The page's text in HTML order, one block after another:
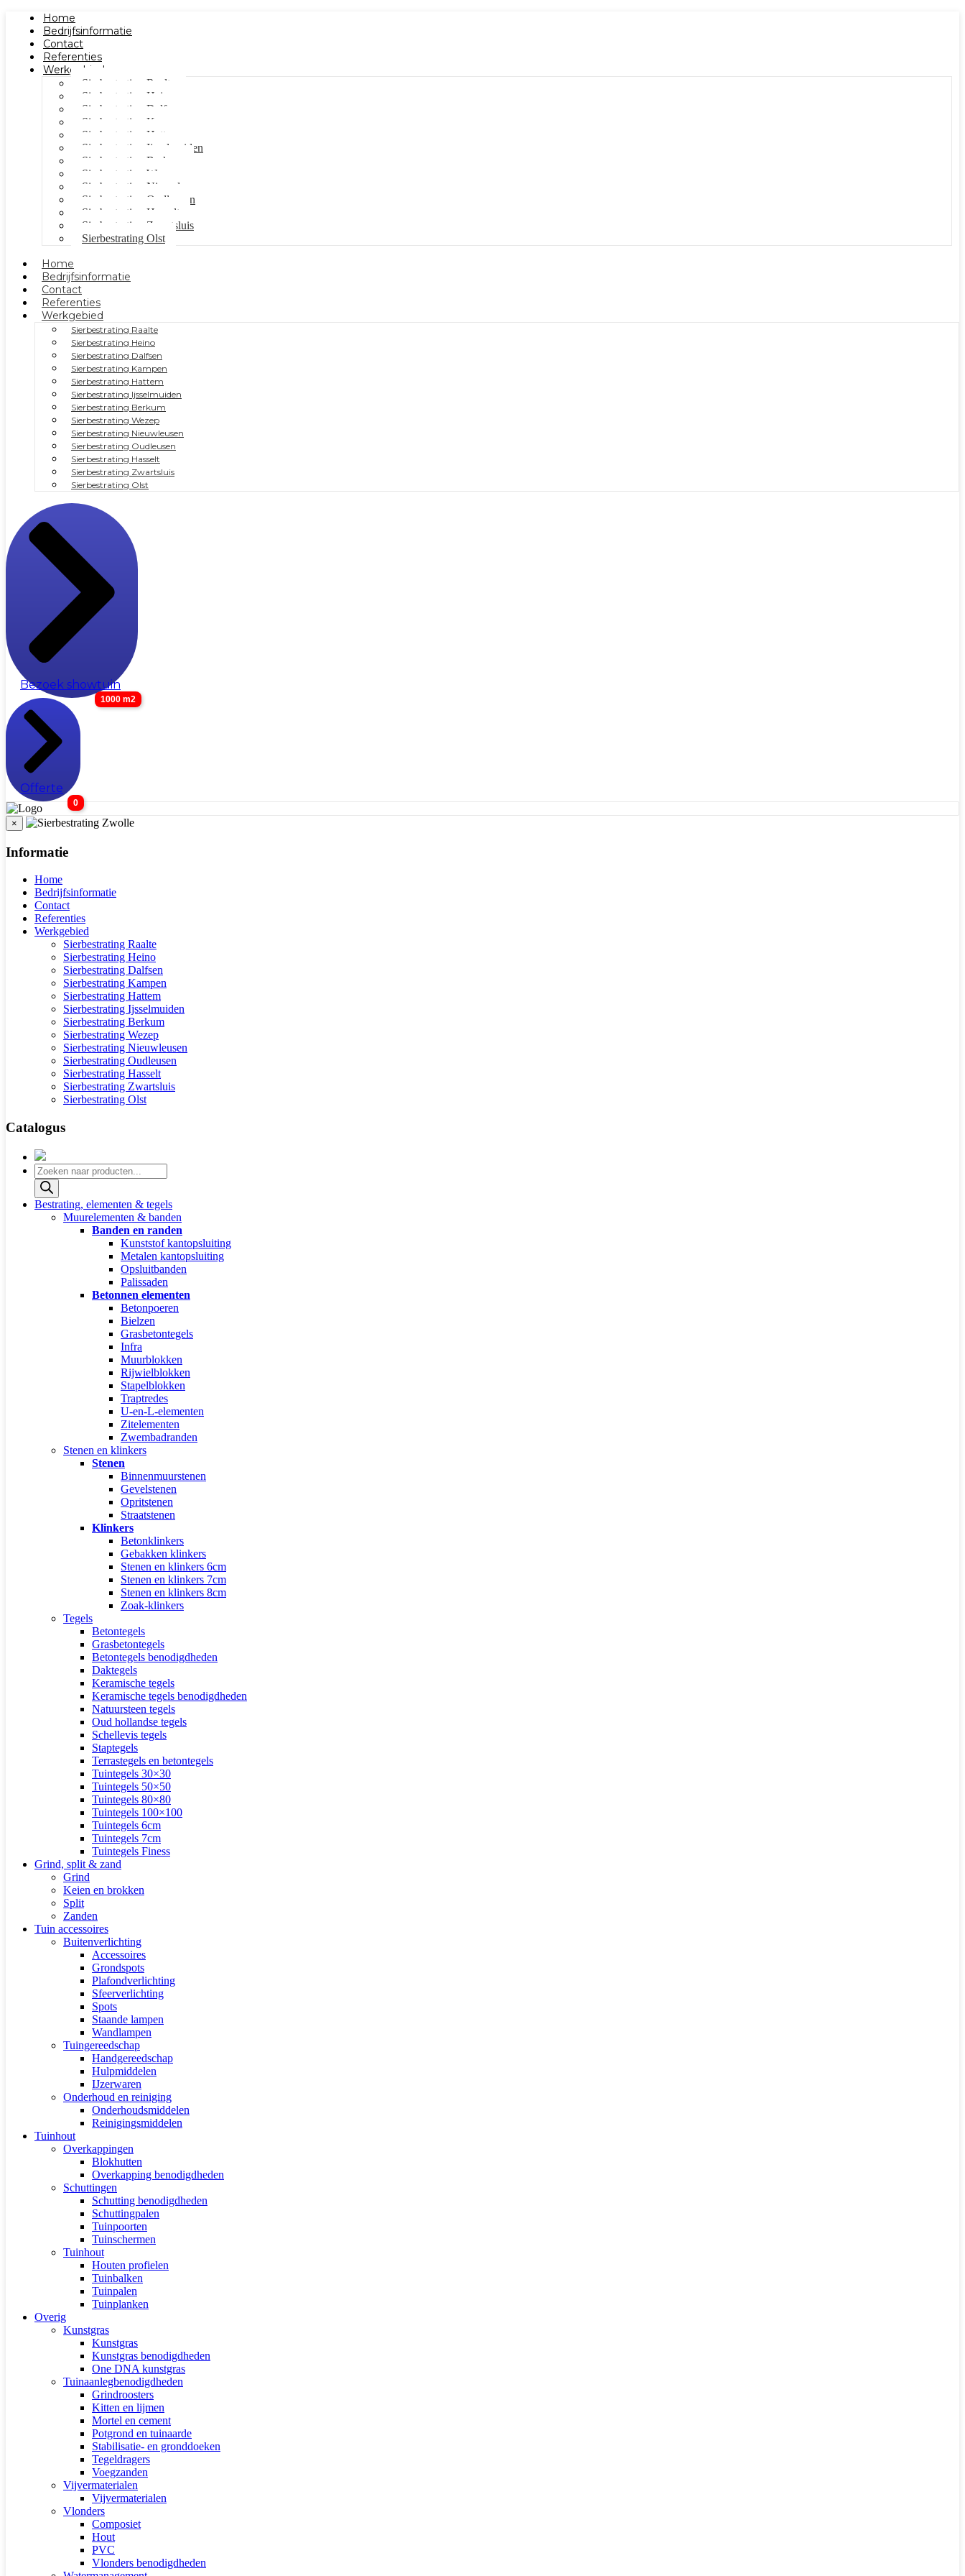
Home
Bedrijfsinformatie
Contact
Referenties
Werkgebied
Sierbestrating Raalte
Sierbestrating Heino
Sierbestrating Dalfsen
Sierbestrating Kampen
Sierbestrating Hattem
Sierbestrating Ijsselmuiden
Sierbestrating Berkum
Sierbestrating Wezep
Sierbestrating Nieuwleusen
Sierbestrating Oudleusen
Sierbestrating Hasselt
Sierbestrating Zwartsluis
Sierbestrating Olst
Home
Bedrijfsinformatie
Contact
Referenties
Werkgebied
Sierbestrating Raalte
Sierbestrating Heino
Sierbestrating Dalfsen
Sierbestrating Kampen
Sierbestrating Hattem
Sierbestrating Ijsselmuiden
Sierbestrating Berkum
Sierbestrating Wezep
Sierbestrating Nieuwleusen
Sierbestrating Oudleusen
Sierbestrating Hasselt
Sierbestrating Zwartsluis
Sierbestrating Olst
Bezoek showtuin
1000 m2
Offerte
0
×
Informatie
Home
Bedrijfsinformatie
Contact
Referenties
Werkgebied
Sierbestrating Raalte
Sierbestrating Heino
Sierbestrating Dalfsen
Sierbestrating Kampen
Sierbestrating Hattem
Sierbestrating Ijsselmuiden
Sierbestrating Berkum
Sierbestrating Wezep
Sierbestrating Nieuwleusen
Sierbestrating Oudleusen
Sierbestrating Hasselt
Sierbestrating Zwartsluis
Sierbestrating Olst
Catalogus
Producten
zoeken
Bestrating, elementen & tegels
Muurelementen & banden
Banden en randen
Kunststof kantopsluiting
Metalen kantopsluiting
Opsluitbanden
Palissaden
Betonnen elementen
Betonpoeren
Bielzen
Grasbetontegels
Infra
Muurblokken
Rijwielblokken
Stapelblokken
Traptredes
U-en-L-elementen
Zitelementen
Zwembadranden
Stenen en klinkers
Stenen
Binnenmuurstenen
Gevelstenen
Opritstenen
Straatstenen
Klinkers
Betonklinkers
Gebakken klinkers
Stenen en klinkers 6cm
Stenen en klinkers 7cm
Stenen en klinkers 8cm
Zoak-klinkers
Tegels
Betontegels
Grasbetontegels
Betontegels benodigdheden
Daktegels
Keramische tegels
Keramische tegels benodigdheden
Natuursteen tegels
Oud hollandse tegels
Schellevis tegels
Staptegels
Terrastegels en betontegels
Tuintegels 30×30
Tuintegels 50×50
Tuintegels 80×80
Tuintegels 100×100
Tuintegels 6cm
Tuintegels 7cm
Tuintegels Finess
Grind, split & zand
Grind
Keien en brokken
Split
Zanden
Tuin accessoires
Buitenverlichting
Accessoires
Grondspots
Plafondverlichting
Sfeerverlichting
Spots
Staande lampen
Wandlampen
Tuingereedschap
Handgereedschap
Hulpmiddelen
IJzerwaren
Onderhoud en reiniging
Onderhoudsmiddelen
Reinigingsmiddelen
Tuinhout
Overkappingen
Blokhutten
Overkapping benodigdheden
Schuttingen
Schutting benodigdheden
Schuttingpalen
Tuinpoorten
Tuinschermen
Tuinhout
Houten profielen
Tuinbalken
Tuinpalen
Tuinplanken
Overig
Kunstgras
Kunstgras
Kunstgras benodigdheden
One DNA kunstgras
Tuinaanlegbenodigdheden
Grindroosters
Kitten en lijmen
Mortel en cement
Potgrond en tuinaarde
Stabilisatie- en gronddoeken
Tegeldragers
Voegzanden
Vijvermaterialen
Vijvermaterialen
Vlonders
Composiet
Hout
PVC
Vlonders benodigdheden